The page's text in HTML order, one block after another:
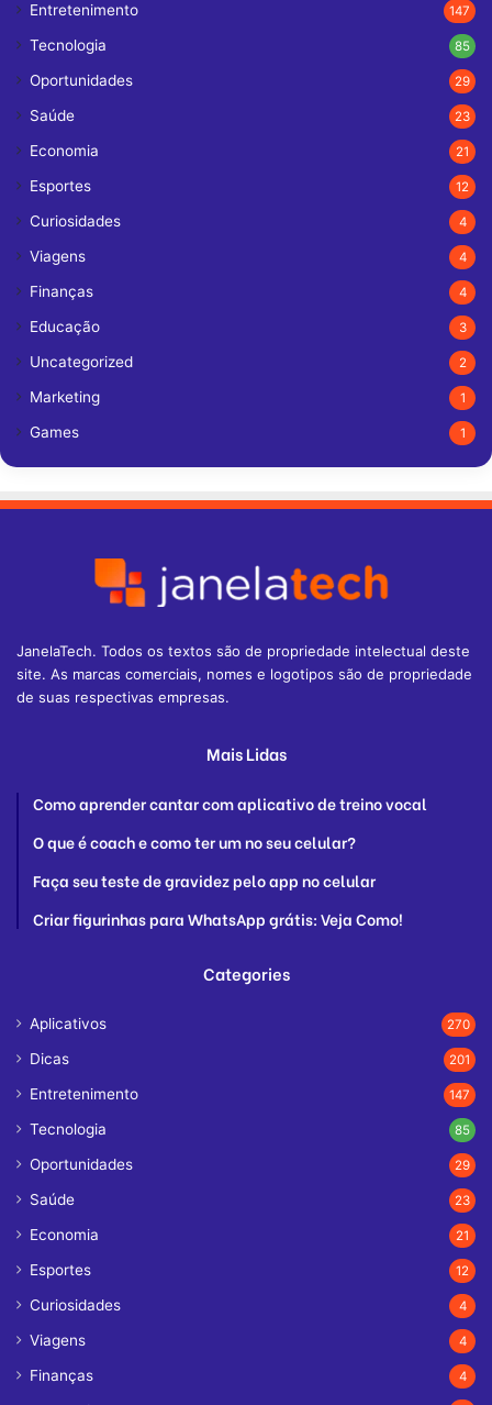
Entretenimento 147
Tecnologia 85
Oportunidades 29
Saúde 23
Economia 21
Esportes 12
Curiosidades 4
Viagens 4
Finanças 4
Educação 3
Uncategorized 2
Marketing 1
Games 1
JanelaTech. Todos os textos são de propriedade intelectual deste
site. As marcas comerciais, nomes e logotipos são de propriedade
de suas respectivas empresas.
Mais Lidas
Como aprender cantar com aplicativo de treino vocal
O que é coach e como ter um no seu celular?
Faça seu teste de gravidez pelo app no celular
Criar figurinhas para WhatsApp grátis: Veja Como!
Categories
Aplicativos 270
Dicas 201
Entretenimento 147
Tecnologia 85
Oportunidades 29
Saúde 23
Economia 21
Esportes 12
Curiosidades 4
Viagens 4
Finanças 4